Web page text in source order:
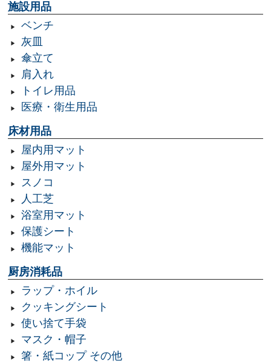
施設用品
ベンチ
灰皿
傘立て
肩入れ
トイレ用品
医療・衛生用品
床材用品
屋内用マット
屋外用マット
スノコ
人工芝
浴室用マット
保護シート
機能マット
厨房消耗品
ラップ・ホイル
クッキングシート
使い捨て手袋
マスク・帽子
箸・紙コップ その他